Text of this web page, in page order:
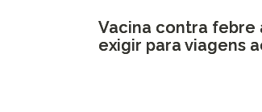
Vacina contra febre
exigir para viagens